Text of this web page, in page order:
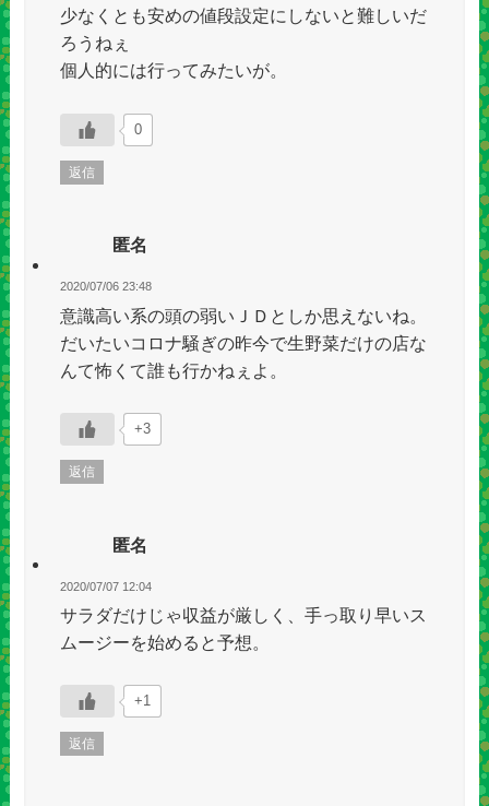
少なくとも安めの値段設定にしないと難しいだ
ろうねぇ
個人的には行ってみたいが。
0
返信
匿名
2020/07/06 23:48
意識高い系の頭の弱いＪＤとしか思えないね。
だいたいコロナ騒ぎの昨今で生野菜だけの店な
んて怖くて誰も行かねぇよ。
+3
返信
匿名
2020/07/07 12:04
サラダだけじゃ収益が厳しく、手っ取り早いス
ムージーを始めると予想。
+1
返信